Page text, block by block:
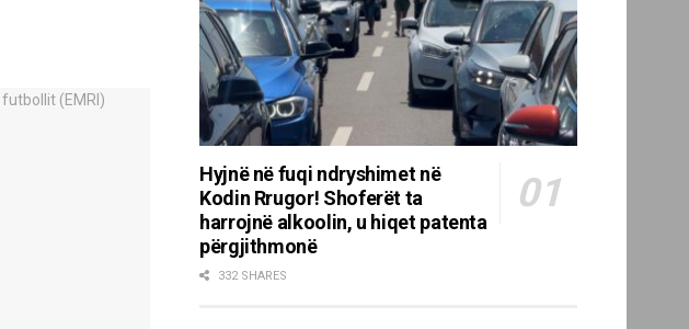
Hyjnë në fuqi ndryshimet në
Kodin Rrugor! Shoferët ta
harrojnë alkoolin, u hiqet patenta
përgjithmonë
332 SHARES